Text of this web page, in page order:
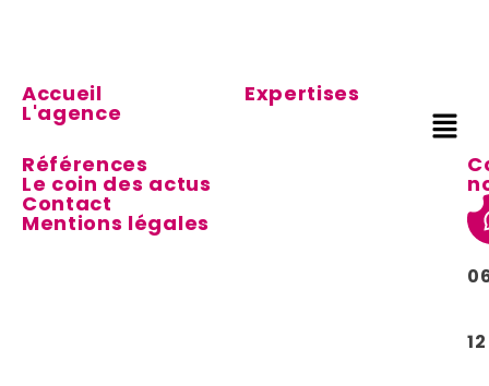
Accueil
L'agence
Expertises
Références
Le coin des actus
Contact
Mentions légales
12